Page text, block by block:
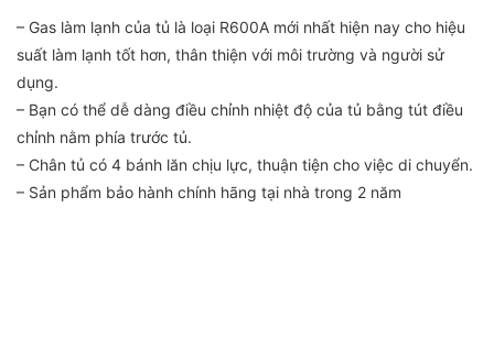
– Gas làm lạnh của tủ là loại R600A mới nhất hiện nay cho hiệu
suất làm lạnh tốt hơn, thân thiện với môi trường và người sử
dụng.
– Bạn có thể dễ dàng điều chỉnh nhiệt độ của tủ bằng tút điều
chỉnh nằm phía trước tủ.
– Chân tủ có 4 bánh lăn chịu lực, thuận tiện cho việc di chuyển.
– Sản phẩm bảo hành chính hãng tại nhà trong 2 năm